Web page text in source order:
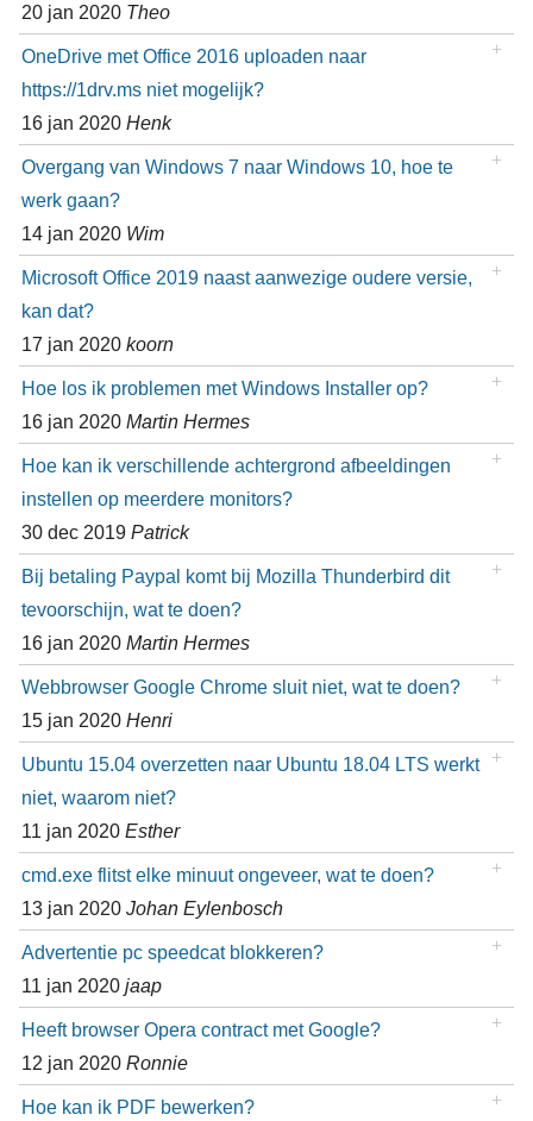
20 jan 2020 Theo
OneDrive met Office 2016 uploaden naar
https://1drv.ms niet mogelijk?
16 jan 2020 Henk
Overgang van Windows 7 naar Windows 10, hoe te
werk gaan?
14 jan 2020 Wim
Microsoft Office 2019 naast aanwezige oudere versie,
kan dat?
17 jan 2020 koorn
Hoe los ik problemen met Windows Installer op?
16 jan 2020 Martin Hermes
Hoe kan ik verschillende achtergrond afbeeldingen
instellen op meerdere monitors?
30 dec 2019 Patrick
Bij betaling Paypal komt bij Mozilla Thunderbird dit
tevoorschijn, wat te doen?
16 jan 2020 Martin Hermes
Webbrowser Google Chrome sluit niet, wat te doen?
15 jan 2020 Henri
Ubuntu 15.04 overzetten naar Ubuntu 18.04 LTS werkt
niet, waarom niet?
11 jan 2020 Esther
cmd.exe flitst elke minuut ongeveer, wat te doen?
13 jan 2020 Johan Eylenbosch
Advertentie pc speedcat blokkeren?
11 jan 2020 jaap
Heeft browser Opera contract met Google?
12 jan 2020 Ronnie
Hoe kan ik PDF bewerken?